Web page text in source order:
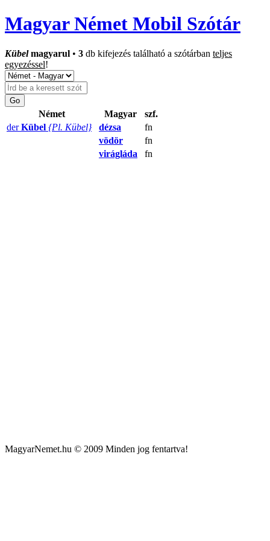
Magyar Német Mobil Szótár
Kübelmagyarul • 3 db kifejezés található a szótárban teljes
egyezéssel!
Német Magyar
szf.
derKübel {Pl. Kübel} dézsa
fn
vödör
fn
virágláda
fn
MagyarNemet.hu © 2009 Minden jog fentartva!